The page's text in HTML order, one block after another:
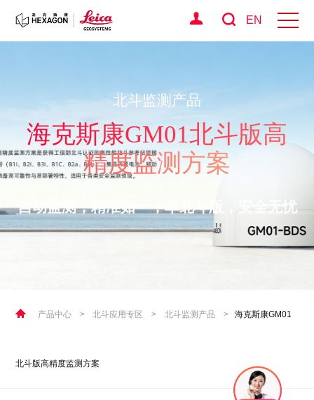
EN
北斗监测产品
海克斯康GM01北斗版高
精度监测方案
自动监测，精准如一，单北斗版，安全无忧
产品中心 > 北斗应用专区 > 北斗监测产品 > 海克斯康GM01
北斗版高精度监测方案